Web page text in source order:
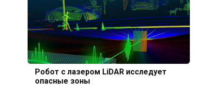
Робот с лазером LiDAR исследует
опасные зоны